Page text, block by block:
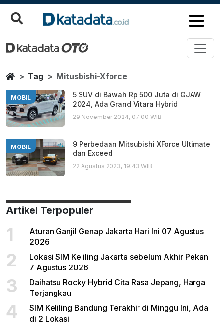
Mitusbishi Xforce
Berita Terbaru
HomeTag Mitusbishi-Xforce
MOBIL
5 SUV di Bawah Rp 500 Juta di GJAW
2024, Ada Grand Vitara Hybrid
29 November 2024, 07:00 WIB
MOBIL
9 Perbedaan Mitsubishi XForce Ultimate
dan Exceed
22 Agustus 2023, 19:43 WIB
Artikel Terpopuler
1
Aturan Ganjil Genap Jakarta Hari Ini 07 Agustus
2026
2
Lokasi SIM Keliling Jakarta sebelum Akhir Pekan
7 Agustus 2026
3
Daihatsu Rocky Hybrid Cita Rasa Jepang, Harga
Terjangkau
4
SIM Keliling Bandung Terakhir di Minggu Ini, Ada
di 2 Lokasi